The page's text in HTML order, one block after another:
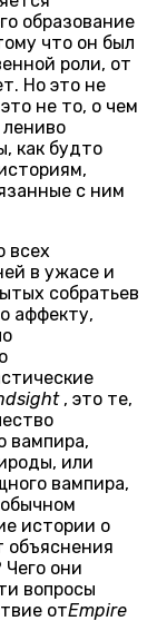
образование
что он был
роли, от
Но это не
не то, о чем
лениво
как будто
с ним
всех
в ужасе и
собратьев
аффекту,
, это те,
вампира,
или
вампира,
истории о
объяснения
они
вопросы
отEmpire